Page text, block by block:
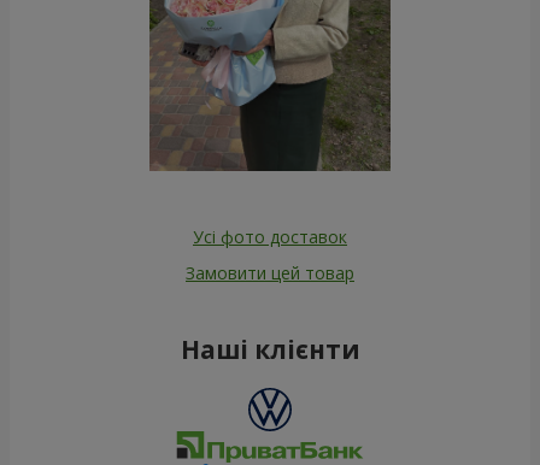
Усі фото доставок
Замовити цей товар
Наші клієнти